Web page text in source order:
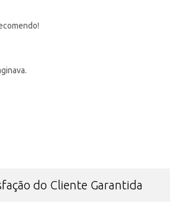
do Cliente Garantida